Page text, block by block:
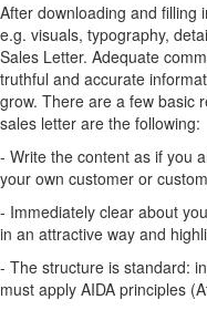
After downloading and filling
e.g. visuals, typography,
Sales Letter. Adequate
truthful and accurate
grow. There are a few basic
sales letter are the following:
- Write the content as if you
your own customer or
- Immediately clear about
in an attractive way and
- The structure is standard:
must apply AIDA principles